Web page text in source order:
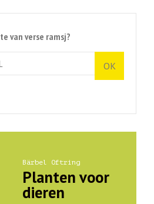
van verse ramsj?
Bärbel Oftring
Planten voor
dieren